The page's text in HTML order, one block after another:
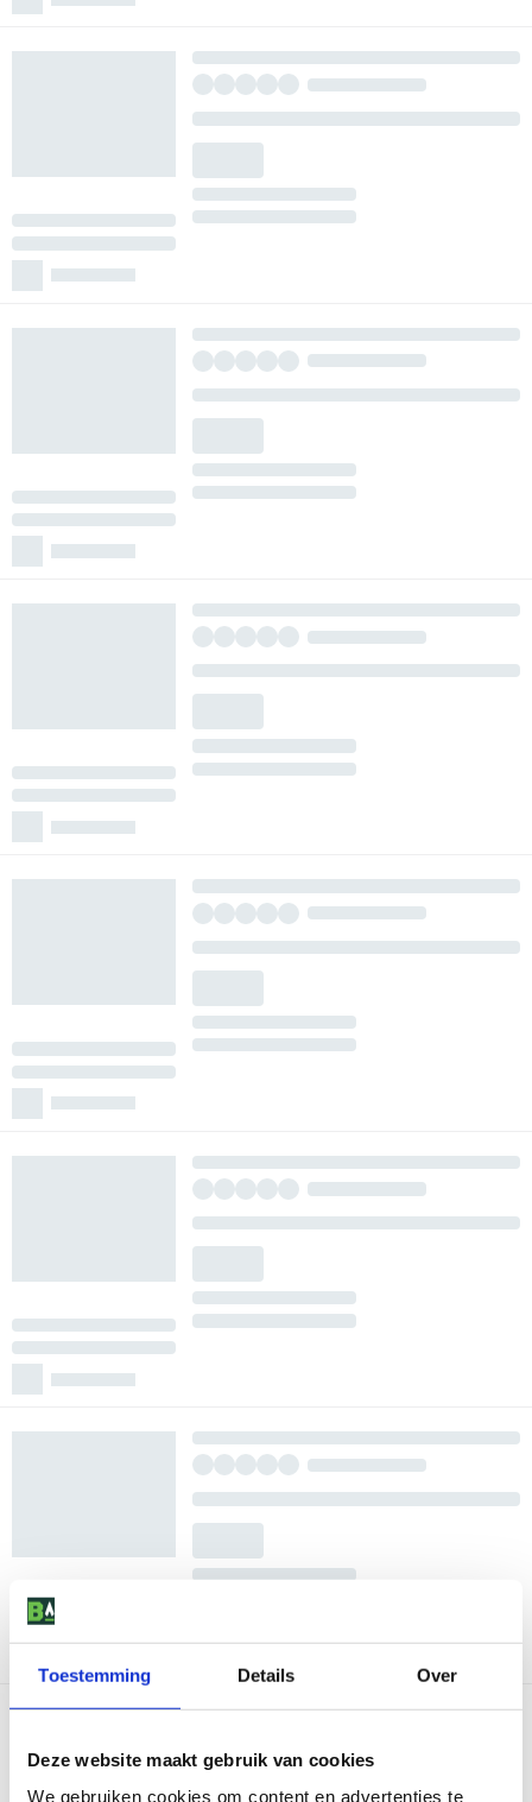
Toestemming Details Over
Deze website maakt gebruik van cookies
We gebruiken cookies om content en advertenties te